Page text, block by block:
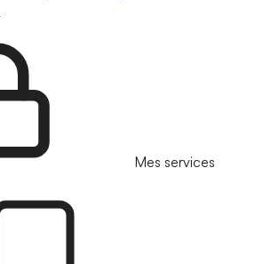
Mes services